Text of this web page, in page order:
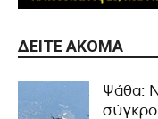
ΔΕΊΤΕ ΑΚΌΜΑ
Ψάθα: